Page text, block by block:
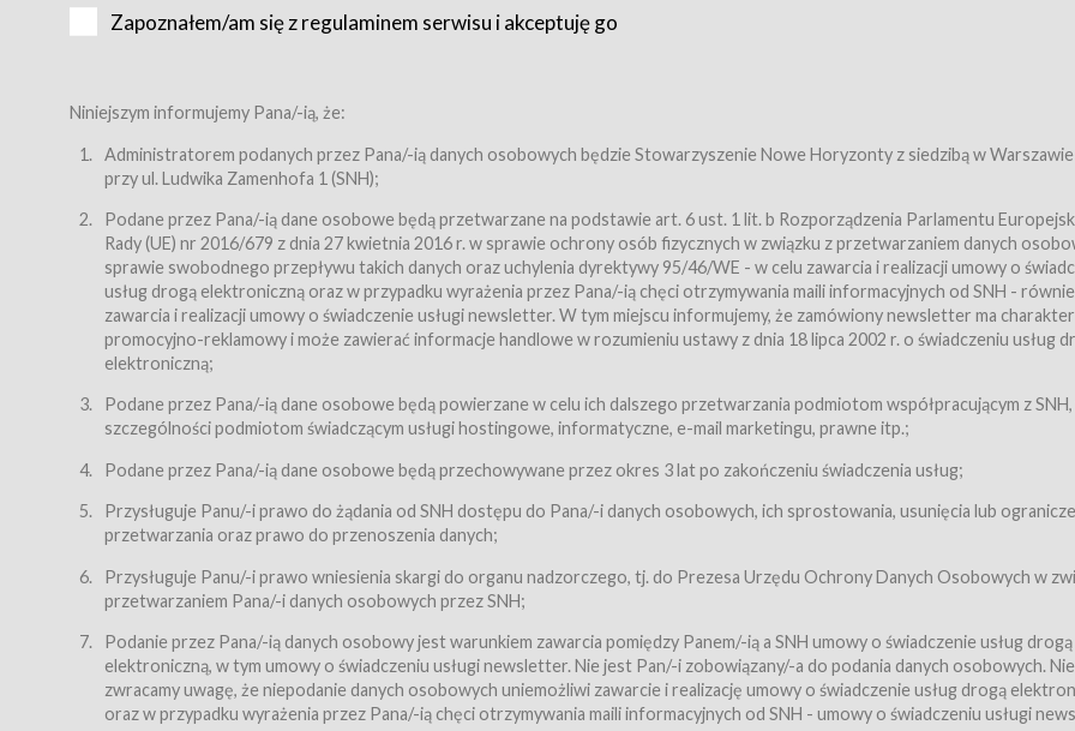
Karnety – wybrane dokumenty potwierdzające zawarcie umowy z Usługodawcą i uprawniające do wzięcia udziału w Wydarzeniu,
Bilety – wybrane dokumenty potwierdzające zawarcie umowy z Usługodawcą i uprawniające do wzięcia udziału w Wydarzeniu,
przewidziane przez Usługodawcę dla danego Wydarzenia, tj. uprawniające do uczestnictwa w wielu albo w pojedynczych seansach
filmowych, wydarzeniach specjalnych i koncertach;
Sklep – sklep internetowy prowadzony przez Usługodawcę w Serwisie;
Regulamin – niniejszy regulamin.
§ 2
Postanowienia ogólne
Regulamin określa zasady:
świadczenia Usługobiorcom Usług przez Usługodawcę, z zastrzeżeniem usług, o których mowa w ust. 2 pkt. 4 i 5 poniżej,
zasady świadczenia precyzują odrębne regulaminy,
przetwarzania przez Usługodawcę danych osobowych Usługobiorców będących osobami fizycznymi.
Usługodawca świadczy w szczególności następujące Usługi:Usługodawca świadczy Usługi drogą elektroniczną w rozumieniu
dnia 18 lipca 2002 r. o świadczeniu usług drogą elektroniczną (Dz.U. z 2002 r., Nr 144, poz. 1204, z późń. zm.). Usługi świadczone są
nieodpłatnie.
usługę przeglądania i odczytywania przez Usługobiorców materiałów zamieszczanych w Serwisie,
usługę newsletter,
usługę zawierania na odległość umów nabycia Karnetów i Biletów,
usługę zawierania na odległość umów sprzedaży w Sklepie.
Usługodawca świadczy Usługi drogą elektroniczną w rozumieniu ustawy z dnia 18 lipca 2002 r. o świadczeniu usług drogą
(Dz.U. z 2002 r., Nr 144, poz. 1204, z późń. zm.). Usługi świadczone są nieodpłatnie.
Zapoznałem/am się z regulaminem serwisu i akceptuję go
Niniejszym informujemy Pana/-ią, że:
Administratorem podanych przez Pana/-ią danych osobowych będzie Stowarzyszenie Nowe Horyzonty z siedzibą w
przy ul. Ludwika Zamenhofa 1 (SNH);
Podane przez Pana/-ią dane osobowe będą przetwarzane na podstawie art. 6 ust. 1 lit. b Rozporządzenia Parlamentu
Rady (UE) nr 2016/679 z dnia 27 kwietnia 2016 r. w sprawie ochrony osób fizycznych w związku z przetwarzaniem danych
sprawie swobodnego przepływu takich danych oraz uchylenia dyrektywy 95/46/WE - w celu zawarcia i realizacji umowy o
usług drogą elektroniczną oraz w przypadku wyrażenia przez Pana/-ią chęci otrzymywania maili informacyjnych od SNH -
zawarcia i realizacji umowy o świadczenie usługi newsletter. W tym miejscu informujemy, że zamówiony newsletter ma charakter
promocyjno-reklamowy i może zawierać informacje handlowe w rozumieniu ustawy z dnia 18 lipca 2002 r. o świadczeniu usług
elektroniczną;
Podane przez Pana/-ią dane osobowe będą powierzane w celu ich dalszego przetwarzania podmiotom współpracującym z
szczególności podmiotom świadczącym usługi hostingowe, informatyczne, e-mail marketingu, prawne itp.;
Podane przez Pana/-ią dane osobowe będą przechowywane przez okres 3 lat po zakończeniu świadczenia usług;
Przysługuje Panu/-i prawo do żądania od SNH dostępu do Pana/-i danych osobowych, ich sprostowania, usunięcia lub
przetwarzania oraz prawo do przenoszenia danych;
Przysługuje Panu/-i prawo wniesienia skargi do organu nadzorczego, tj. do Prezesa Urzędu Ochrony Danych Osobowych w
przetwarzaniem Pana/-i danych osobowych przez SNH;
Podanie przez Pana/-ią danych osobowy jest warunkiem zawarcia pomiędzy Panem/-ią a SNH umowy o świadczenie usług drogą
elektroniczną, w tym umowy o świadczeniu usługi newsletter. Nie jest Pan/-i zobowiązany/-a do podania danych osobowych.
zwracamy uwagę, że niepodanie danych osobowych uniemożliwi zawarcie i realizację umowy o świadczenie usług drogą
oraz w przypadku wyrażenia przez Pana/-ią chęci otrzymywania maili informacyjnych od SNH - umowy o świadczeniu usługi